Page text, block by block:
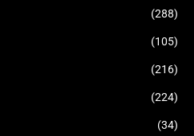
(288)
(105)
(216)
(224)
(34)